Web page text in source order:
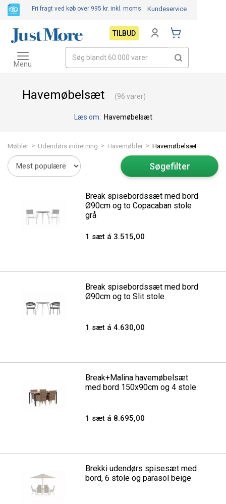
Havemøbelsæt (96 varer)
Læs om: Havemøbelsæt
Møbler > Udendørs indretning > Havemøbler > Havemøbelsæt
Søgefilter
Break spisebordssæt med bord
Ø90cm og to Copacaban stole
grå
1 sæt á 3.515,00
Break spisebordssæt med bord
Ø90cm og to Slit stole
1 sæt á 4.630,00
Break+Malina havemøbelsæt
med bord 150x90cm og 4 stole
1 sæt á 8.695,00
Brekki udendørs spisesæt med
bord, 6 stole og parasol beige
Fri fragt ved køb over 995 kr. inkl. moms Kundeservice
TILBUD
Toggle
navigation
Menu